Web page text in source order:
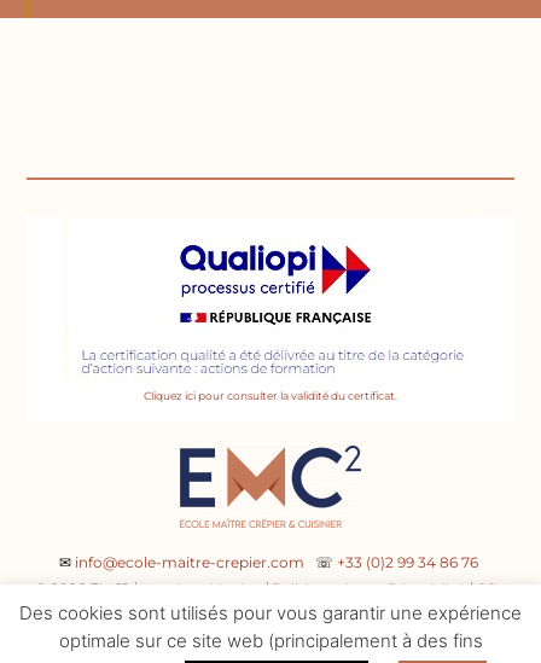
Cliquez ici pour consulter la validité du certificat.
✉ info@ecole-maitre-crepier.com ☏ +33 (0)2 99 34 86 76
© 2026 EMC² / Mentions légales / Politique de confidentialité / CGV
Des cookies sont utilisés pour vous garantir une expérience
optimale sur ce site web (principalement à des fins